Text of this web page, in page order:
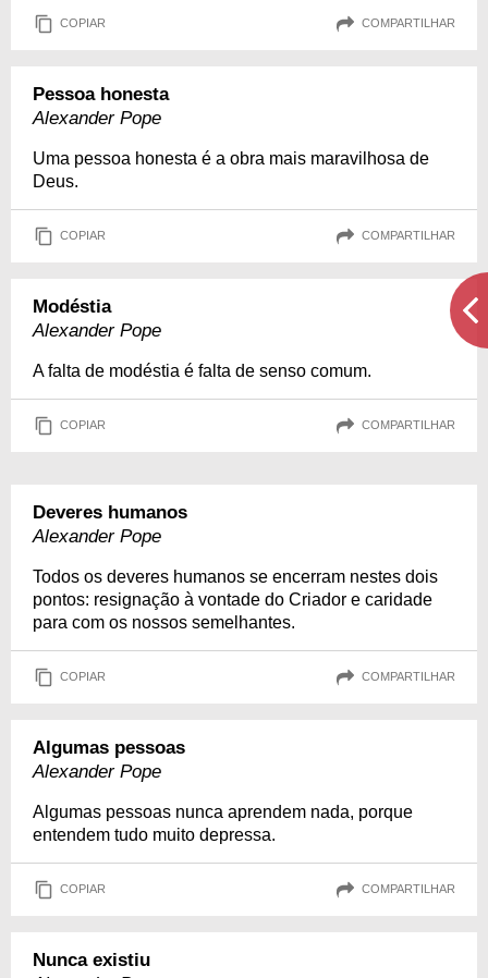
COPIAR COMPARTILHAR
Pessoa honesta
Alexander Pope
Uma pessoa honesta é a obra mais maravilhosa de
Deus.
COPIAR COMPARTILHAR
Modéstia
Alexander Pope
A falta de modéstia é falta de senso comum.
COPIAR COMPARTILHAR
Deveres humanos
Alexander Pope
Todos os deveres humanos se encerram nestes dois
pontos: resignação à vontade do Criador e caridade
para com os nossos semelhantes.
COPIAR COMPARTILHAR
Algumas pessoas
Alexander Pope
Algumas pessoas nunca aprendem nada, porque
entendem tudo muito depressa.
COPIAR COMPARTILHAR
Nunca existiu